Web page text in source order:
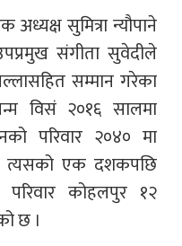
अध्यक्ष सुमित्रा न्यौपाने
संगीता सुवेदीले
सम्मान गरेका
विसं २०१६ सालमा
परिवार २०४० मा
त्यसको एक दशकपछि
कोहलपुर १२
छ ।